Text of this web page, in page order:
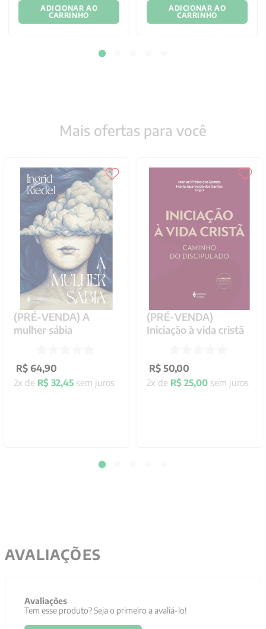
ADICIONAR AO
CARRINHO
ADICIONAR AO
CARRINHO
Mais ofertas para você
(PRÉ-VENDA) A
mulher sábia
R$ 64,90
2x de R$ 32,45 sem juros
(PRÉ-VENDA)
Iniciação à vida cristã
R$ 50,00
2x de R$ 25,00 sem juros
AVALIAÇÕES
Avaliações
Tem esse produto? Seja o primeiro a avaliá-lo!